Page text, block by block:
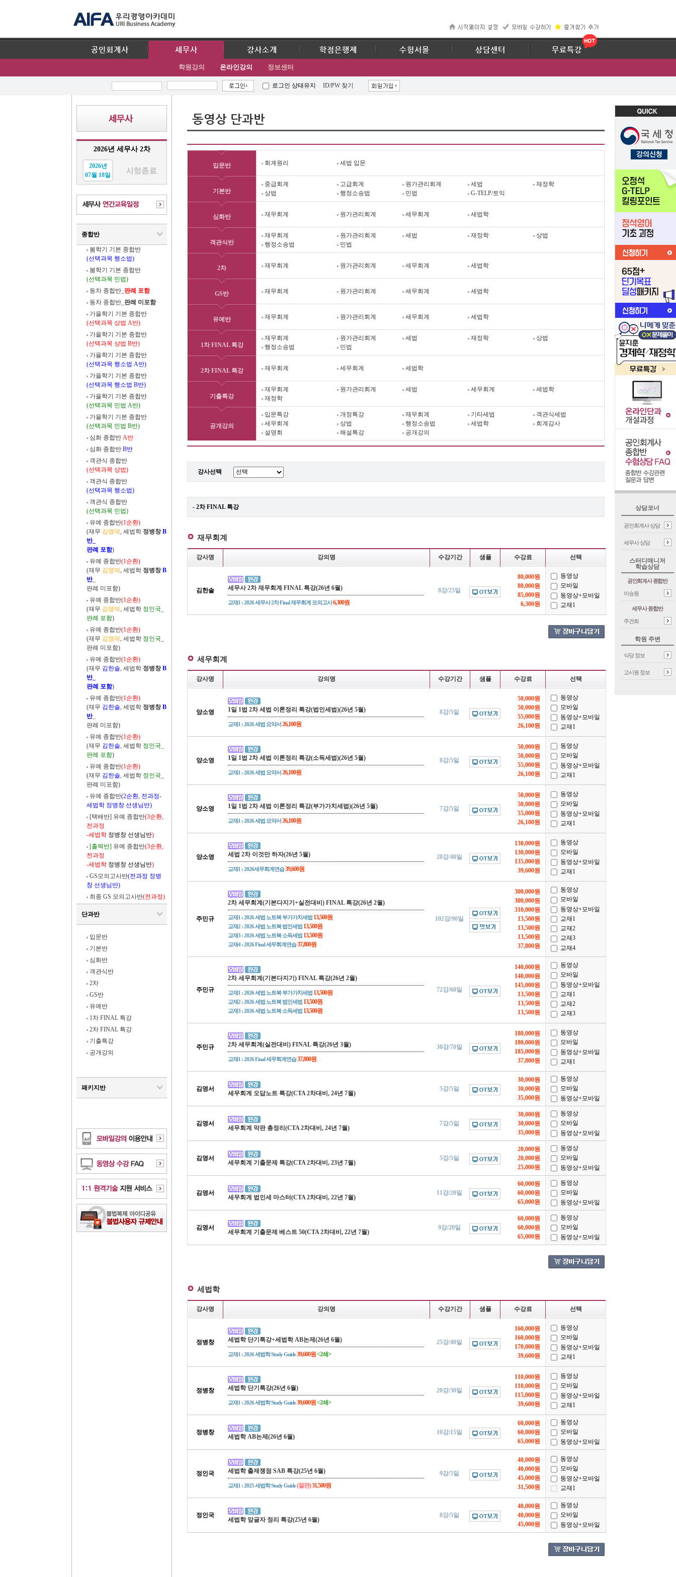
공인회계사 세무사
학원강의 온라인강의 정보센터
강사소개 학점은행제 수험서몰 상담센터 무료특강
로그인 상태유지 ID/PW 찾기
2026년 세무사 2차
2026년
07월 18일
종합반
봄학기 기본 종합반
(선택과목 행소법)
봄학기 기본 종합반
(선택과목 민법)
동차 종합반_ 판례 포함
동차 종합반_ 판례 미포함
가을학기 기본 종합반
(선택과목 상법 A반)
가을학기 기본 종합반
(선택과목 상법 B반)
가을학기 기본 종합반
(선택과목 행소법 A반)
가을학기 기본 종합반
(선택과목 행소법 B반)
가을학기 기본 종합반
(선택과목 민법 A반)
가을학기 기본 종합반
(선택과목 민법 B반)
심화 종합반 A반
심화 종합반 B반
객관식 종합반
(선택과목 상법)
객관식 종합반
(선택과목 행소법)
객관식 종합반
(선택과목 민법)
유예 종합반(1순환)
(재무 김영덕, 세법학 정병창B
반_
판례 포함)
유예 종합반(1순환)
(재무 김영덕, 세법학 정병창B
반_
판례 미포함)
유예 종합반(1순환)
(재무 김영덕, 세법학 정인국_
판례 포함)
유예 종합반(1순환)
(재무 김영덕, 세법학 정인국
판례 미포함)
유예 종합반(1순환)
(재무 김한솔, 세법학 정병창B
반_
판례 포함)
유예 종합반(1순환)
(재무 김한솔, 세법학 정병창B
반_
판례 미포함)
유예 종합반(1순환)
(재무 김한솔, 세법학 정인국_
판례 포함)
유예 종합반(1순환)
(재무 김한솔, 세법학 정인국
판례 미포함)
유예 종합반(2순환, 전과정-
세법학 정병창 선생님반)
[택배반] 유예 종합반(3순환,
전과정
-세법학 정병창 선생님반)
[출력반] 유예 종합반(3순환,
전과정
-세법학 정병창 선생님반)
GS모의고사반(전과정 정병
창 선생님반)
최종 GS 모의고사반(전과정)
단과반
입문반
기본반
심화반
객관식반
2차
GS반
유예반
1차 FINAL 특강
2차 FINAL 특강
기출특강
공개강의
패키지반
동영상 단과반
입문반 회계원리 세법 입문
기본반
중급회계 고급회계 원가관리회계 세법
재정학
상법
행정소송법 민법 G-TELP/토익
심화반 재무회계 원가관리회계 세무회계 세법학
객관식반
재무회계 원가관리회계 세법 재정학
상법
행정소송법
민법
2차 재무회계 원가관리회계 세무회계 세법학
GS반 재무회계 원가관리회계 세무회계 세법학
유예반 재무회계 원가관리회계 세무회계 세법학
1차 FINAL 특강
재무회계 원가관리회계 세법 재정학
상법
행정소송법
민법
2차 FINAL 특강 재무회계 세무회계 세법학
기출특강
재무회계 원가관리회계 세법 세무회계
세법학
재정학
공개강의
입문특강 개정특강 재무회계 기타세법
객관식세법
세무회계
상법 행정소송법 세법학
회계감사
설명회
해설특강 공개강의
강사선택
- 2차 FINAL 특강
재무회계
강사명 강의명 수강기간 샘플 수강료 선택
김한솔 세무사 2차 재무회계 FINAL 특강(26년 6월)
교재1 : 2026 세무사 2차 Final 재무회계 모의고사6,300원
8강/25일
80,000원
80,000원
85,000원
6,300원
동영상
모바일
동영상+모바일
교재1
세무회계
강사명 강의명 수강기간 샘플 수강료 선택
양소영 1일 1법 2차 세법 이론정리 특강(법인세법)(26년 5월)
교재1 : 2026 세법 요약서26,100원
8강/5일
50,000원
50,000원
55,000원
26,100원
동영상
모바일
동영상+모바일
교재1
양소영 1일 1법 2차 세법 이론정리 특강(소득세법)(26년 5월)
교재1 : 2026 세법 요약서26,100원
8강/5일
50,000원
50,000원
55,000원
26,100원
동영상
모바일
동영상+모바일
교재1
양소영 1일 1법 2차 세법 이론정리 특강(부가가치세법)(26년 5월)
교재1 : 2026 세법 요약서26,100원
7강/5일
50,000원
50,000원
55,000원
26,100원
동영상
모바일
동영상+모바일
교재1
양소영 세법 2차 이것만 하자(26년 5월)
교재1 : 2026세무회계연습39,600원
28강/40일
130,000원
130,000원
135,000원
39,600원
동영상
모바일
동영상+모바일
교재1
주민규
2차 세무회계(기본다지기+실전대비) FINAL 특강(26년 2월)
교재1 : 2026 세법 노트북 부가가치세법 13,500원
교재2 : 2026 세법 노트북 법인세법 13,500원
교재3 : 2026 세법 노트북 소득세법 13,500원
교재4 : 2026 Final 세무회계연습37,800원
102강/90일
300,000원
300,000원
310,000원
13,500원
13,500원
13,500원
37,800원
동영상
모바일
동영상+모바일
교재1
교재2
교재3
교재4
주민규
2차 세무회계(기본다지기) FINAL 특강(26년 2월)
교재1 : 2026 세법 노트북 부가가치세법 13,500원
교재2 : 2026 세법 노트북 법인세법 13,500원
교재3 : 2026 세법 노트북 소득세법 13,500원
72강/60일
140,000원
140,000원
145,000원
13,500원
13,500원
13,500원
동영상
모바일
동영상+모바일
교재1
교재2
교재3
주민규 2차 세무회계(실전대비) FINAL 특강(26년 3월)
교재1 : 2026 Final 세무회계연습37,800원
30강/70일
180,000원
180,000원
185,000원
37,800원
동영상
모바일
동영상+모바일
교재1
김영서
세무회계 오답노트 특강(CTA 2차대비, 24년 7월)
5강/5일
30,000원
30,000원
35,000원
동영상
모바일
동영상+모바일
김영서
세무회계 막판 총정리(CTA 2차대비, 24년 7월)
7강/5일
30,000원
30,000원
35,000원
동영상
모바일
동영상+모바일
김영서
세무회계 기출문제 특강(CTA 2차대비, 23년 7월)
5강/5일
20,000원
20,000원
25,000원
동영상
모바일
동영상+모바일
김영서
세무회계 법인세 마스터(CTA 2차대비, 22년 7월)
11강/20일
60,000원
60,000원
65,000원
동영상
모바일
동영상+모바일
김영서
세무회계 기출문제 베스트 50(CTA 2차대비, 22년 7월)
9강/20일
60,000원
60,000원
65,000원
동영상
모바일
동영상+모바일
세법학
강사명 강의명 수강기간 샘플 수강료 선택
정병창 세법학 단기특강+세법학 AB논제(26년 6월)
교재1 : 2026 세법학 Study Guide39,600원<2쇄>
25강/40일
160,000원
160,000원
170,000원
39,600원
동영상
모바일
동영상+모바일
교재1
정병창 세법학 단기특강(26년 6월)
교재1 : 2026 세법학 Study Guide39,600원<2쇄>
20강/30일
110,000원
110,000원
115,000원
39,600원
동영상
모바일
동영상+모바일
교재1
정병창
세법학 AB논제(26년 6월)
10강/15일
60,000원
60,000원
65,000원
동영상
모바일
동영상+모바일
정인국 세법학 출제쟁점 SAB 특강(25년 6월)
교재1 : 2025 세법학 Study Guide(절판)31,500원
9강/5일
40,000원
40,000원
45,000원
31,500원
동영상
모바일
동영상+모바일
교재1
정인국
세법학 앞글자 정리 특강(25년 6월)
8강/5일
40,000원
40,000원
45,000원
동영상
모바일
동영상+모바일
상담코너
공인회계사 상담
세무사 상담
스터디매니저
학습상담
공인회계사 종합반
이승원
세무사 종합반
주건희
학원 주변
식당 정보
고시원 정보